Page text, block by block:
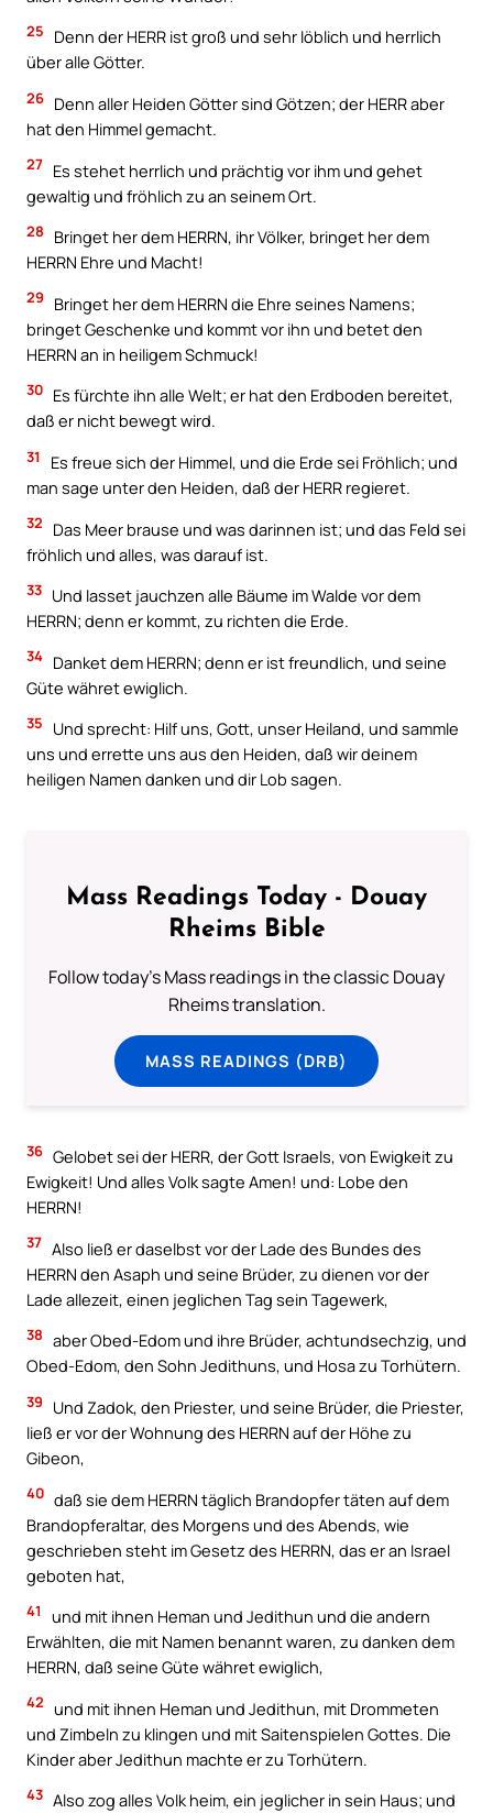
25
Denn der HERR ist groß und sehr löblich und herrlich
über alle Götter.
26 Denn aller Heiden Götter sind Götzen; der HERR aber
hat den Himmel gemacht.
27 Es stehet herrlich und prächtig vor ihm und gehet
gewaltig und fröhlich zu an seinem Ort.
28
Bringet her dem HERRN, ihr Völker, bringet her dem
HERRN Ehre und Macht!
29
Bringet her dem HERRN die Ehre seines Namens;
bringet Geschenke und kommt vor ihn und betet den
HERRN an in heiligem Schmuck!
30 Es fürchte ihn alle Welt; er hat den Erdboden bereitet,
daß er nicht bewegt wird.
31
Es freue sich der Himmel, und die Erde sei Fröhlich; und
man sage unter den Heiden, daß der HERR regieret.
32
Das Meer brause und was darinnen ist; und das Feld sei
fröhlich und alles, was darauf ist.
33 Und lasset jauchzen alle Bäume im Walde vor dem
HERRN; denn er kommt, zu richten die Erde.
34 Danket dem HERRN; denn er ist freundlich, und seine
Güte währet ewiglich.
35
Und sprecht: Hilf uns, Gott, unser Heiland, und sammle
uns und errette uns aus den Heiden, daß wir deinem
heiligen Namen danken und dir Lob sagen.
Mass Readings Today - Douay
Rheims Bible
Follow today's Mass readings in the classic Douay
Rheims translation.
MASS READINGS (DRB)
36 Gelobet sei der HERR, der Gott Israels, von Ewigkeit zu
Ewigkeit! Und alles Volk sagte Amen! und: Lobe den
HERRN!
37 Also ließ er daselbst vor der Lade des Bundes des
HERRN den Asaph und seine Brüder, zu dienen vor der
Lade allezeit, einen jeglichen Tag sein Tagewerk,
38 aber Obed-Edom und ihre Brüder, achtundsechzig, und
Obed-Edom, den Sohn Jedithuns, und Hosa zu Torhütern.
39
Und Zadok, den Priester, und seine Brüder, die Priester,
ließ er vor der Wohnung des HERRN auf der Höhe zu
Gibeon,
40 daß sie dem HERRN täglich Brandopfer täten auf dem
Brandopferaltar, des Morgens und des Abends, wie
geschrieben steht im Gesetz des HERRN, das er an Israel
geboten hat,
41
und mit ihnen Heman und Jedithun und die andern
Erwählten, die mit Namen benannt waren, zu danken dem
HERRN, daß seine Güte währet ewiglich,
42 und mit ihnen Heman und Jedithun, mit Drommeten
und Zimbeln zu klingen und mit Saitenspielen Gottes. Die
Kinder aber Jedithun machte er zu Torhütern.
43 Also zog alles Volk heim, ein jeglicher in sein Haus; und